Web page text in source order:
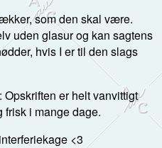
som den skal være.
uden glasur og kan sagtens
hvis I er til den slags
er helt vanvittigt
i mange dage.
<3